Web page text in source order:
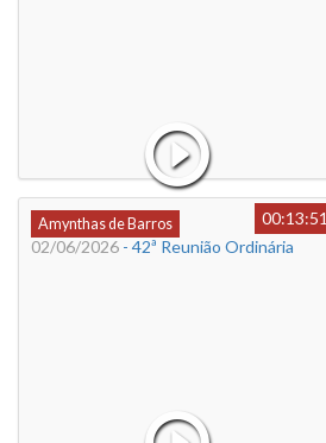
Amynthas de Barros
00:13:51
02/06/2026 - 42ª Reunião Ordinária